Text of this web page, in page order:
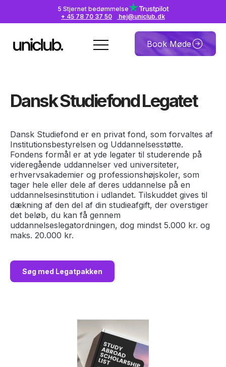
5 Stjernet bedømmelse
+ 45 78 70 37 50
hej@uniclub.dk
Book Møde
Dansk Studiefond Legatet
Dansk Studiefond er en privat fond, som forvaltes af
Institutionsbestyrelsen og Uddannelsesstøtte.
Fondens formål er at yde legater til studerende på
videregående uddannelser ved universiteter,
erhvervsakademier og professionshøjskoler, som
tager hele eller dele af deres uddannelse på en
uddannelsesinstitution i udlandet. Tilskuddet gives til
dækning af den del af din studieafgift, der overstiger
det beløb, du kan få gennem
uddannelseslegatordningen, dog mindst 5.000 kr. og
maks. 20.000 kr.
Søg med Legatpakken